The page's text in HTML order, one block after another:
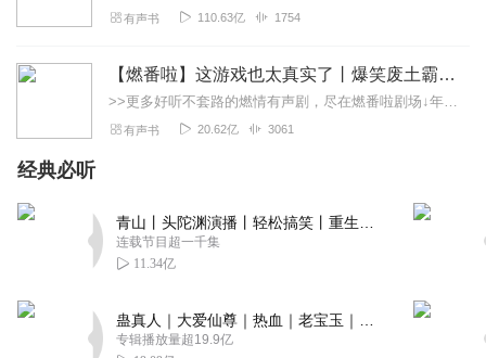
有声书 110.63亿 1754
【燃番啦】这游戏也太真实了丨爆笑废土霸榜神作丨紫襟剧社制作
>>更多好听不套路的燃情有声剧，尽在燃番啦剧场↓年度重磅推荐本专辑为VIP免费专辑每天上午10点5集更新，订阅可以听到最新内容哦！每周抽一个专辑五星优质评论送...
有声书 20.62亿 3061
经典必听
连载节目超一千集
11.34亿
专辑播放量超19.9亿